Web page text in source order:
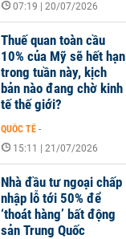
07:19 | 20/07/2026
Thuế quan toàn cầu
10% của Mỹ sẽ hết hạn
trong tuần này, kịch
bản nào đang chờ kinh
tế thế giới?
QUỐC TẾ -
15:11 | 21/07/2026
Nhà đầu tư ngoại chấp
nhập lỗ tới 50% để
‘thoát hàng’ bất động
sản Trung Quốc